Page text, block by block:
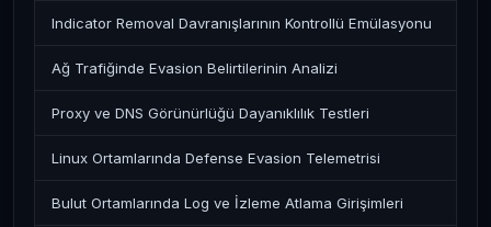
Indicator Removal Davranışlarının Kontrollü Emülasyonu
Ağ Trafiğinde Evasion Belirtilerinin Analizi
Proxy ve DNS Görünürlüğü Dayanıklılık Testleri
Linux Ortamlarında Defense Evasion Telemetrisi
Bulut Ortamlarında Log ve İzleme Atlama Girişimleri